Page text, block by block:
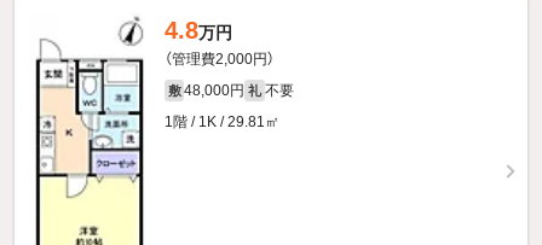
4.8万円
（管理費2,000円）
敷 48,000円 礼 不要
1階 / 1K / 29.81㎡